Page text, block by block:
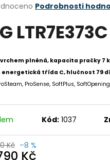
Podrobnosti
LTR7E373C
plněná, kapacita pračky 7
třída C, hlučnost 79 d
ProSense, SoftPlus, SoftOpening
Kód: 1037
Kč –8 %
Kč